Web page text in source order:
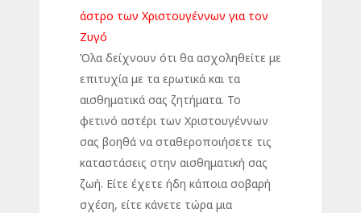
άστρο των Χριστουγέννων για τον
Ζυγό
Όλα δείχνουν ότι θα ασχοληθείτε με
επιτυχία με τα ερωτικά και τα
αισθηματικά σας ζητήματα. Το
φετινό αστέρι των Χριστουγέννων
σας βοηθά να σταθεροποιήσετε τις
καταστάσεις στην αισθηματική σας
ζωή. Είτε έχετε ήδη κάποια σοβαρή
σχέση, είτε κάνετε τώρα μια